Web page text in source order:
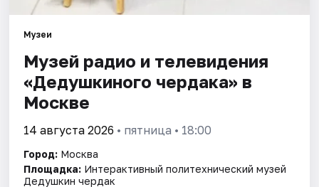
Музеи
Музей радио и телевидения
«Дедушкиного чердака» в
Москве
14 августа 2026 • пятница • 18:00
Город: Москва
Площадка: Интерактивный политехнический музей
Дедушкин чердак